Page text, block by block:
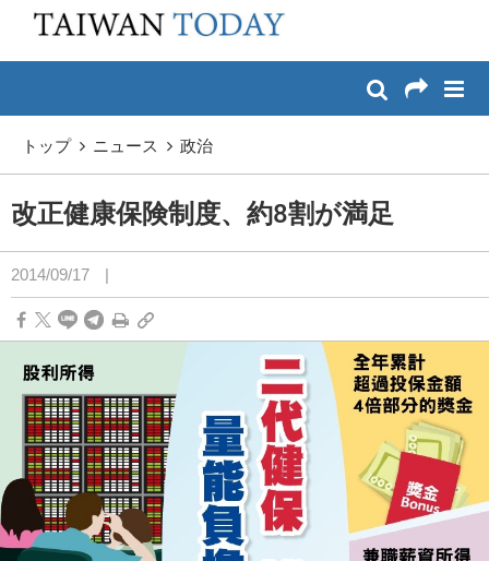
メイン コンテンツへスキップ
トップ ニュース 政治
改正健康保険制度、約8割が満足
2014/09/17 |